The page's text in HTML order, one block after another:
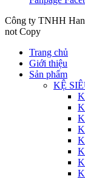
Công ty TNHH
not Copy
Trang chủ
Giới thiệu
Sản phẩm
KỆ